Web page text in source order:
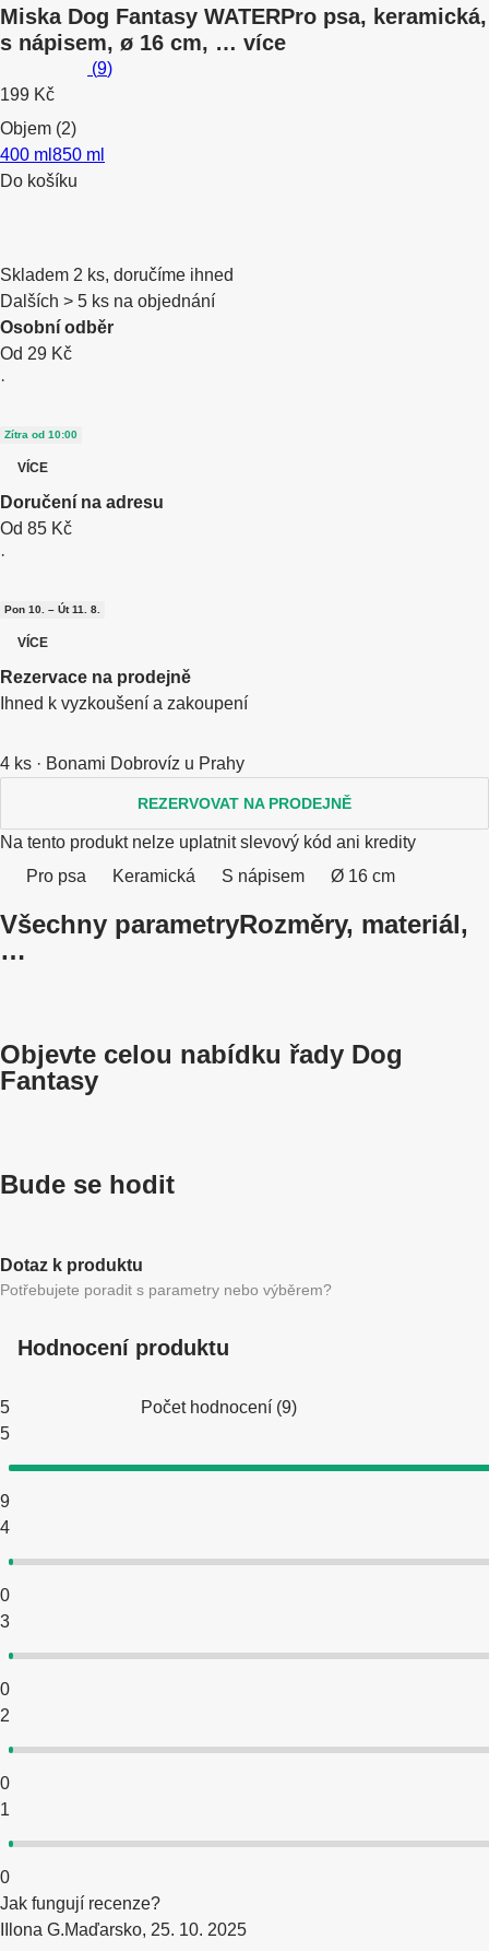
Miska Dog Fantasy WATERPro psa, keramická,
s nápisem, ø 16 cm, … více
(9)
199 Kč
Objem (2)
400 ml 850 ml
Do košíku
Skladem 2 ks, doručíme ihned
Dalších > 5 ks na objednání
Osobní odběr
Od 29 Kč
·
Zítra od 10:00
VÍCE
Doručení na adresu
Od 85 Kč
·
Pon 10. – Út 11. 8.
VÍCE
Rezervace na prodejně
Ihned k vyzkoušení a zakoupení
4 ks · Bonami Dobrovíz u Prahy
REZERVOVAT NA PRODEJNĚ
Na tento produkt nelze uplatnit slevový kód ani kredity
Pro psa
Keramická S nápisem Ø 16 cm
Všechny parametryRozměry, materiál,
…
Objevte celou nabídku řady Dog
Fantasy
Bude se hodit
Dotaz k produktu
Potřebujete poradit s parametry nebo výběrem?
Hodnocení produktu
5 Počet hodnocení (9)
5
9
4
0
3
0
2
0
1
0
Jak fungují recenze?
Ilona G.Maďarsko, 25. 10. 2025